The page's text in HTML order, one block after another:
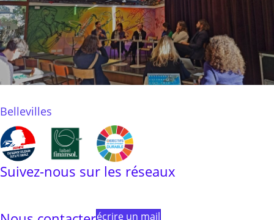
Bellevilles
Suivez-nous sur les réseaux
écrire un mail